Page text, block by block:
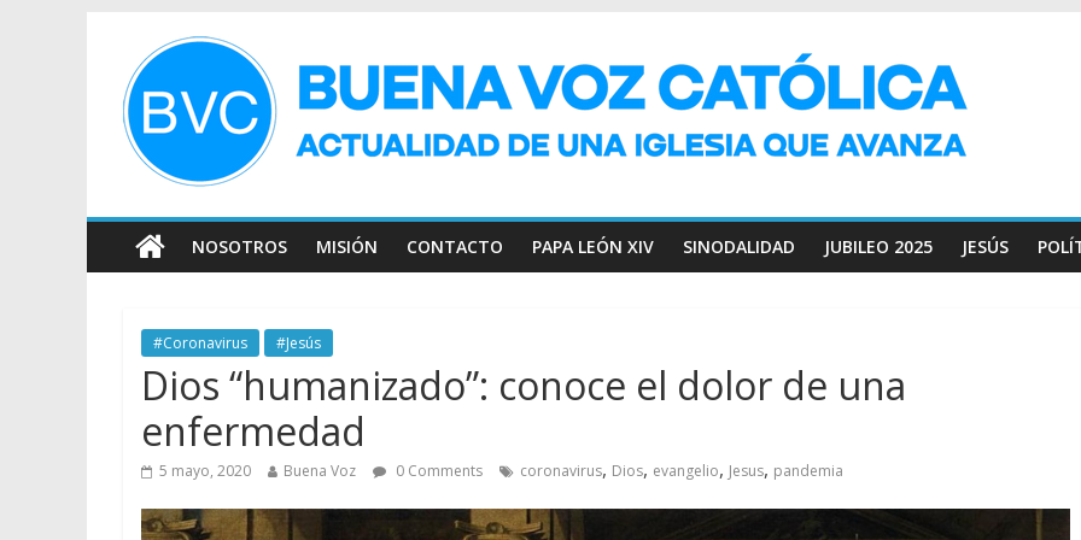
NOSOTROS MISIÓN CONTACTO PAPA LEÓN XIV SINODALIDAD JUBILEO 2025 JESÚS
#Coronavirus #Jesús
Dios “humanizado”: conoce el dolor de una
enfermedad
5 mayo, 2020 Buena Voz 0 Comments coronavirus, Dios, evangelio, Jesus, pandemia